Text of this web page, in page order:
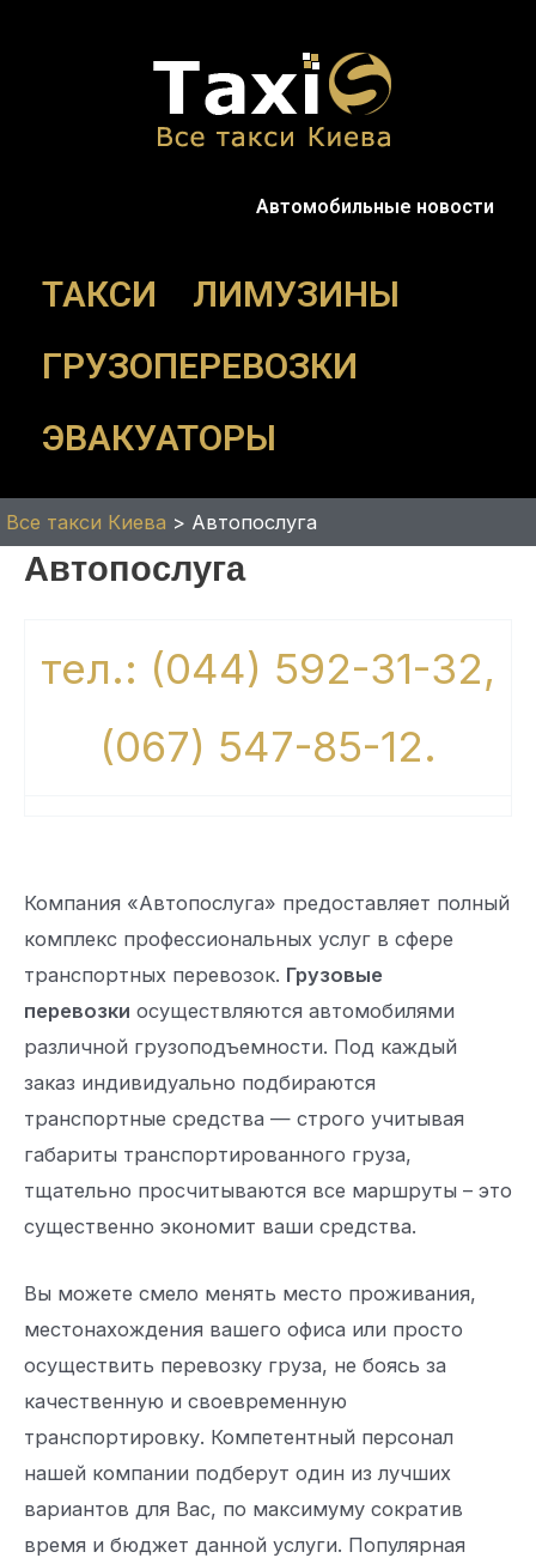
Автомобильные новости
ТАКСИ
ЛИМУЗИНЫ
ГРУЗОПЕРЕВОЗКИ
ЭВАКУАТОРЫ
Все такси Киева > Автопослуга
Автопослуга
тел.: (044) 592-31-32,
(067) 547-85-12.
Компания «Автопослуга» предоставляет полный
комплекс профессиональных услуг в сфере
транспортных перевозок. Грузовые
перевозки осуществляются автомобилями
различной грузоподъемности. Под каждый
заказ индивидуально подбираются
транспортные средства — строго учитывая
габариты транспортированного груза,
тщательно просчитываются все маршруты – это
существенно экономит ваши средства.
Вы можете смело менять место проживания,
местонахождения вашего офиса или просто
осуществить перевозку груза, не боясь за
качественную и своевременную
транспортировку. Компетентный персонал
нашей компании подберут один из лучших
вариантов для Вас, по максимуму сократив
время и бюджет данной услуги. Популярная